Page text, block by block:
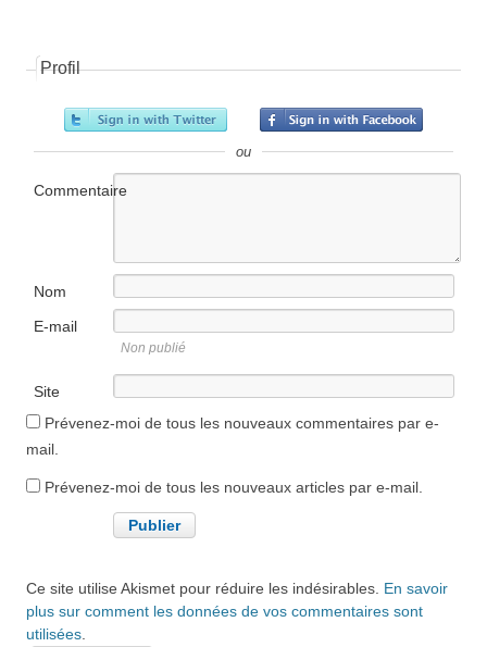
Profil
ou
Commentaire
Nom
E-mail
Non publié
Site
internet
Prévenez-moi de tous les nouveaux commentaires par e-
mail.
Prévenez-moi de tous les nouveaux articles par e-mail.
Ce site utilise Akismet pour réduire les indésirables. En savoir
plus sur comment les données de vos commentaires sont
utilisées.